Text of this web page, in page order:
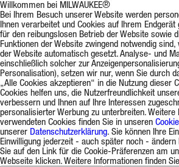
Willkommen bei MILWAUKEE®
Bei Ihrem Besuch unserer Website werden
Ihnen verarbeitet und Cookies auf Ihrem
für den reibungslosen Betrieb der Website sowie
Funktionen der Website zwingend notwendig
der Website automatisch gesetzt. Analyse- und
einschließlich solcher zur
Personalisation), setzen wir nur, wenn Sie durch
„Alle Cookies akzeptieren“ in die Nutzung dieser
Cookies helfen uns, die Nutzerfreundlichkeit
verbessern und Ihnen auf Ihre Interessen
personalisierter Werbung zu unterbreiten. Weitere
verwendeten Cookies finden Sie in unseren
unserer Datenschutzerklärung. Sie können Ihre
Einwilligung jederzeit - auch später noch - ändern
Sie auf den Link für die Cookie-Präferenzen am
Webseite klicken. Weitere Informationen finden